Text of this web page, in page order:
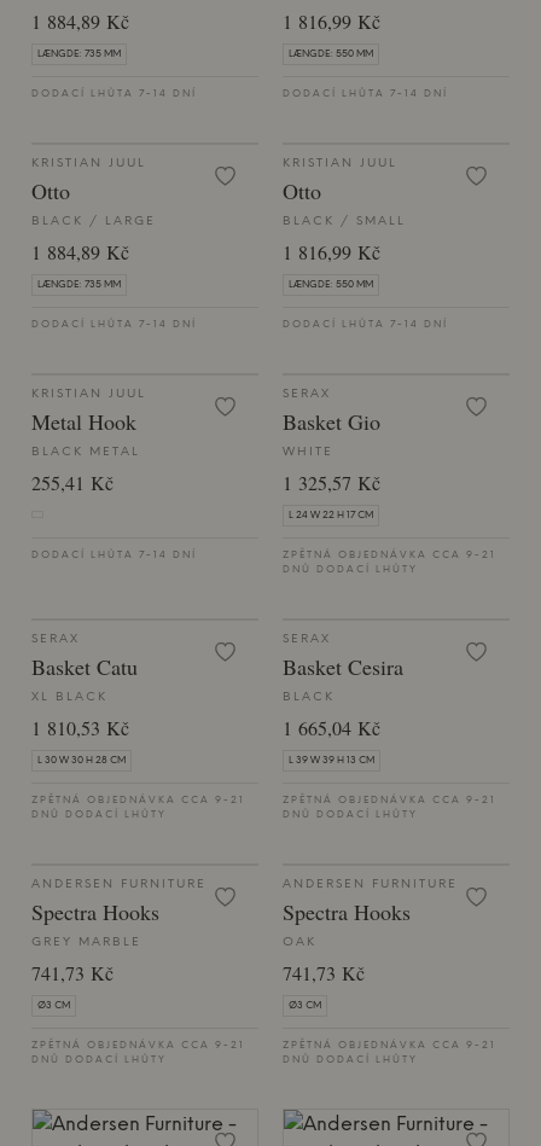
1 884,89 Kč
LÆNGDE: 735 MM
DODACÍ LHŮTA 7-14 DNÍ
1 816,99 Kč
LÆNGDE: 550 MM
DODACÍ LHŮTA 7-14 DNÍ
KRISTIAN JUUL
Otto
BLACK / LARGE
1 884,89 Kč
LÆNGDE: 735 MM
DODACÍ LHŮTA 7-14 DNÍ
KRISTIAN JUUL
Otto
BLACK / SMALL
1 816,99 Kč
LÆNGDE: 550 MM
DODACÍ LHŮTA 7-14 DNÍ
KRISTIAN JUUL
Metal Hook
BLACK METAL
255,41 Kč
DODACÍ LHŮTA 7-14 DNÍ
SERAX
Basket Gio
WHITE
1 325,57 Kč
L 24 W 22 H 17 CM
ZPĚTNÁ OBJEDNÁVKA CCA 9-21
DNŮ DODACÍ LHŮTY
SERAX
Basket Catu
XL BLACK
1 810,53 Kč
L 30 W 30 H 28 CM
ZPĚTNÁ OBJEDNÁVKA CCA 9-21
DNŮ DODACÍ LHŮTY
SERAX
Basket Cesira
BLACK
1 665,04 Kč
L 39 W 39 H 13 CM
ZPĚTNÁ OBJEDNÁVKA CCA 9-21
DNŮ DODACÍ LHŮTY
ANDERSEN FURNITURE
Spectra Hooks
GREY MARBLE
741,73 Kč
Ø3 CM
ZPĚTNÁ OBJEDNÁVKA CCA 9-21
DNŮ DODACÍ LHŮTY
ANDERSEN FURNITURE
Spectra Hooks
OAK
741,73 Kč
Ø3 CM
ZPĚTNÁ OBJEDNÁVKA CCA 9-21
DNŮ DODACÍ LHŮTY